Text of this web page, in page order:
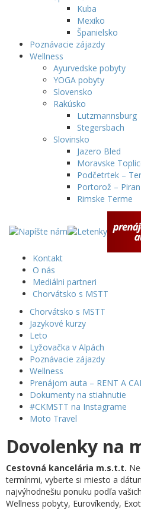
Kuba
Mexiko
Španielsko
Poznávacie zájazdy
Wellness
Ayurvedske pobyty
YOGA pobyty
Slovensko
Rakúsko
Lutzmannsburg
Stegersbach
Slovinsko
Jazero Bled
Moravske
Podčetrtek –
Portorož – Piran
Rimske Terme
Kontakt
O nás
Mediálni partneri
Chorvátsko s MSTT
Chorvátsko s MSTT
Jazykové kurzy
Leto
Lyžovačka v Alpách
Poznávacie zájazdy
Wellness
Prenájom auta – RENT A
Dokumenty na stiahnutie
#CKMSTT na Instagrame
Moto Travel
Dovolenky na
Cestovná kancelária m.s.t.t.
termínmi, vyberte si miesto a
najvýhodnešiu ponuku podľa
Wellness pobyty, Eurovíkendy,